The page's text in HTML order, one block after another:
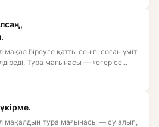
біреуге қатты сеніп, соған үміт
Тура мағынасы — «егер се...
мақалдың тура мағынасы — су алып,